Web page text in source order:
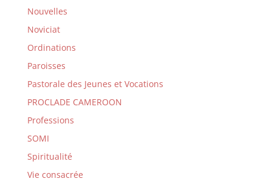
Nouvelles
Noviciat
Ordinations
Paroisses
Pastorale des Jeunes et Vocations
PROCLADE CAMEROON
Professions
SOMI
Spiritualité
Vie consacrée